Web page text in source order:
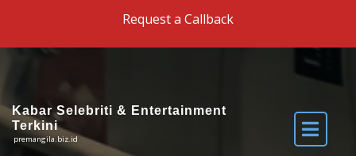
Request a Callback
Kabar Selebriti & Entertainment
Terkini
premangila.biz.id